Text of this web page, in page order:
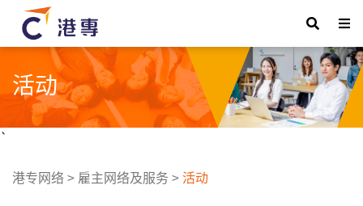
活动
`
港专网络> 雇主网络及服务 >活动